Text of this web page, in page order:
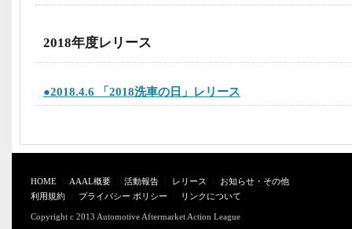
2018年度レリース
●2018.4.6 「2018洗車の日」レリース
HOME AAAL概要 活動報告 レリース
お知らせ・その他
利用規約
プライバシー ポリシー リンクについて
Copyright c 2013 Automotive Aftermarket Action League